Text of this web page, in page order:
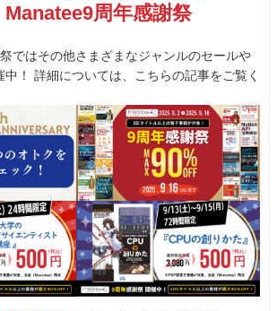
周年感謝祭
ではその他さまざまなジャンルのセールや
！ 詳細については、こちらの記事をご覧く